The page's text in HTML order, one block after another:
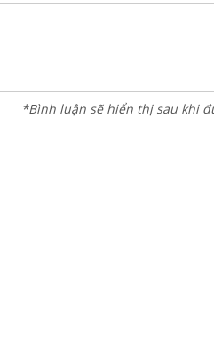
*Bình luận sẽ hiển thị sau khi